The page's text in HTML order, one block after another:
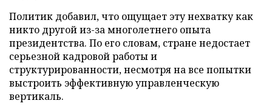
Политик добавил, что ощущает эту нехватку как
никто другой из-за многолетнего опыта
президентства. По его словам, стране недостает
серьезной кадровой работы и
структурированности, несмотря на все попытки
выстроить эффективную управленческую
вертикаль.